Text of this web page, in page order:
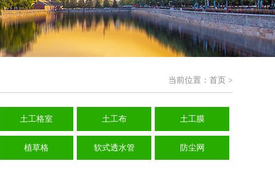
当前位置： 首页 >
土工格室 土工布 土工膜
植草格 软式透水管 防尘网